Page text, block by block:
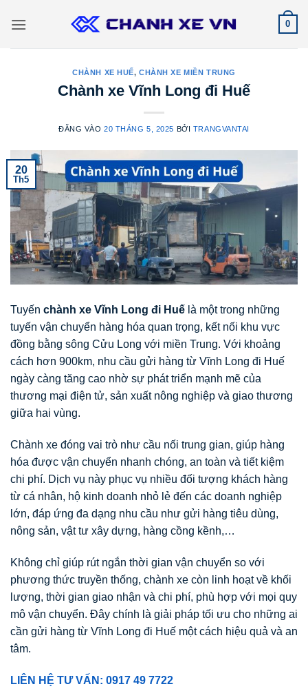
qua
0
CHÀNH XE HUẾ,CHÀNH XE MIỀN TRUNG
Chành xe Vĩnh Long đi Huế
ĐĂNG VÀO20 THÁNG 5, 2025 BỞI TRANGVANTAI
20
Th5
Tuyến chành xe Vĩnh Long đi Huế là một trong những
tuyến vận chuyển hàng hóa quan trọng, kết nối khu vực
đồng bằng sông Cửu Long với miền Trung. Với khoảng
cách hơn 900km, nhu cầu gửi hàng từ Vĩnh Long đi Huế
ngày càng tăng cao nhờ sự phát triển mạnh mẽ của
thương mại điện tử, sản xuất nông nghiệp và giao thương
giữa hai vùng.
Chành xe đóng vai trò như cầu nối trung gian, giúp hàng
hóa được vận chuyển nhanh chóng, an toàn và tiết kiệm
chi phí. Dịch vụ này phục vụ nhiều đối tượng khách hàng
từ cá nhân, hộ kinh doanh nhỏ lẻ đến các doanh nghiệp
lớn, đáp ứng đa dạng nhu cầu như gửi hàng tiêu dùng,
nông sản, vật tư xây dựng, hàng cồng kềnh,…
Không chỉ giúp rút ngắn thời gian vận chuyển so với
phương thức truyền thống, chành xe còn linh hoạt về khối
lượng, thời gian giao nhận và chi phí, phù hợp với mọi quy
mô vận chuyển. Đây chính là giải pháp tối ưu cho những ai
cần gửi hàng từ Vĩnh Long đi Huế một cách hiệu quả và an
tâm.
LIÊN HỆ TƯ VẤN: 0917 49 7722